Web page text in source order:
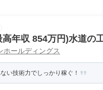
年収 854万円)水道の
ホールディングス
い技術力でしっかり稼ぐ！